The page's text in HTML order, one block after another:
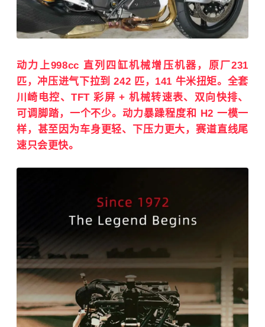
动力上998cc 直列四缸机械增压机器，原厂231
匹，冲压进气下拉到 242 匹，141 牛米扭矩。全套
川崎电控、TFT 彩屏 + 机械转速表、双向快排、
可调脚踏，一个不少。动力暴躁程度和 H2 一模一
样，甚至因为车身更轻、下压力更大，赛道直线尾
速只会更快。